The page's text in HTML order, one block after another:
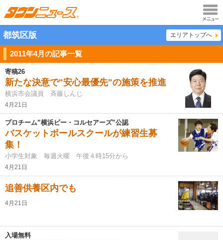
メニュ
ー
都筑区版 エリアトップへ
2011年4月の記事一覧
寄稿26
新たな決意で"安心最優先"の施策を推進
横浜市会議員 斉藤しんじ
4月21日
プロチーム”横浜ビー・コルセアーズ”公認
バスケットボールスクールが練習生募
集！
小学生対象 毎週火曜 午後４時15分から
4月21日
追善供養区内でも
4月21日
入場無料